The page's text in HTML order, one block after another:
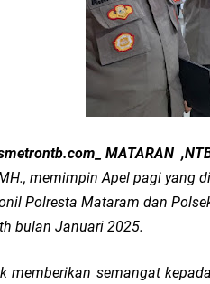
Kapolsek Lingsar
Sambut HUT RI ke-
Dua Residivis
LPA Mataram.
Kapolda NTB
MATARAN
memimpin Apel pagi yang
Polresta Mataram dan
bulan Januari 2025.
memberikan semangat